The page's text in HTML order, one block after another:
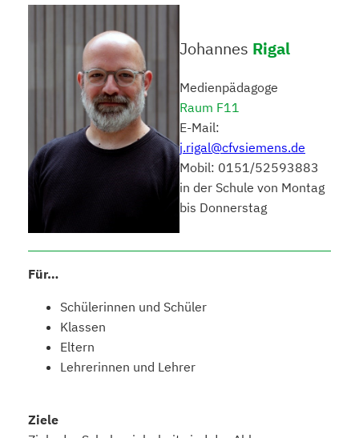
Johannes Rigal
Medienpädagoge
Raum F11
E-Mail:
j.rigal@cfvsiemens.de
Mobil: 0151/52593883
in der Schule von Montag
bis Donnerstag
Für…
Schülerinnen und Schüler
Klassen
Eltern
Lehrerinnen und Lehrer
Ziele